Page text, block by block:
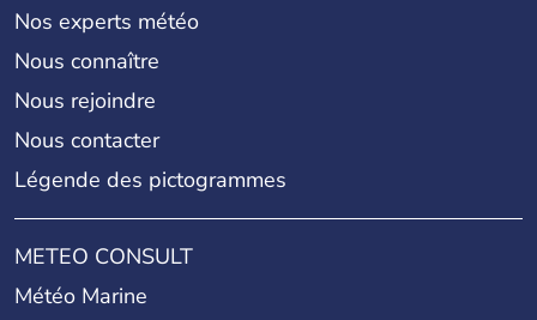
Nos experts météo
Nous connaître
Nous rejoindre
Nous contacter
Légende des pictogrammes
METEO CONSULT
Météo Marine